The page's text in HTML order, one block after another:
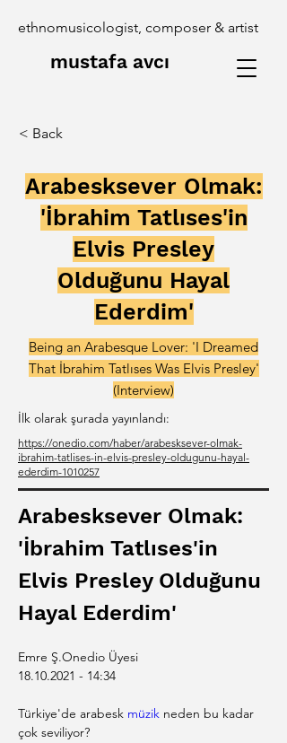
ethnomusicologist, composer & artist
mustafa avcı
< Back
Arabesksever Olmak:
'İbrahim Tatlıses'in
Elvis Presley
Olduğunu Hayal
Ederdim'
Being an Arabesque Lover: 'I Dreamed
That İbrahim Tatlıses Was Elvis Presley'
(Interview)
İlk olarak şurada yayınlandı:
https://onedio.com/haber/arabesksever-olmak-
ibrahim-tatlises-in-elvis-presley-oldugunu-hayal-
ederdim-1010257
Arabesksever Olmak:
'İbrahim Tatlıses'in
Elvis Presley Olduğunu
Hayal Ederdim'
Emre Ş.Onedio Üyesi
18.10.2021 - 14:34
Türkiye'de arabesk müzik neden bu kadar
çok seviliyor?